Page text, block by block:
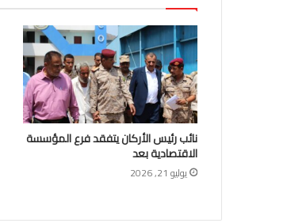
نائب رئيس الأركان يتفقد فرع المؤسسة
الاقتصادية بعد
يوليو 21, 2026